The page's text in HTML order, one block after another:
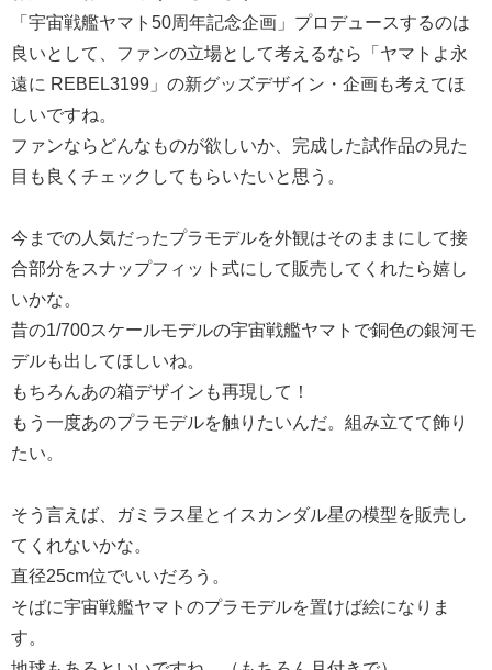
「宇宙戦艦ヤマト50周年記念企画」プロデュースするのは
良いとして、ファンの立場として考えるなら「ヤマトよ永
遠に REBEL3199」の新グッズデザイン・企画も考えてほ
しいですね。
ファンならどんなものが欲しいか、完成した試作品の見た
目も良くチェックしてもらいたいと思う。
今までの人気だったプラモデルを外観はそのままにして接
合部分をスナップフィット式にして販売してくれたら嬉し
いかな。
昔の1/700スケールモデルの宇宙戦艦ヤマトで銅色の銀河モ
デルも出してほしいね。
もちろんあの箱デザインも再現して！
もう一度あのプラモデルを触りたいんだ。組み立てて飾り
たい。
そう言えば、ガミラス星とイスカンダル星の模型を販売し
てくれないかな。
直径25cm位でいいだろう。
そばに宇宙戦艦ヤマトのプラモデルを置けば絵になりま
す。